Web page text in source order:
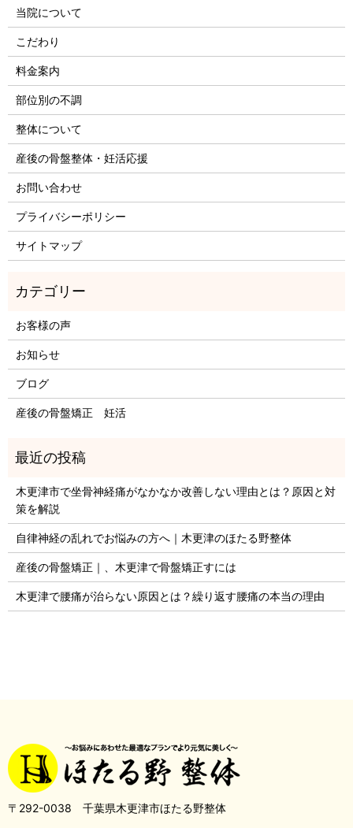
当院について
こだわり
料金案内
部位別の不調
整体について
産後の骨盤整体・妊活応援
お問い合わせ
プライバシーポリシー
サイトマップ
お客様の声
お知らせ
ブログ
産後の骨盤矯正 妊活
木更津市で坐骨神経痛がなかなか改善しない理由とは？原因と対
策を解説
自律神経の乱れでお悩みの方へ｜木更津のほたる野整体
産後の骨盤矯正｜、木更津で骨盤矯正すには
木更津で腰痛が治らない原因とは？繰り返す腰痛の本当の理由
〒292-0038 千葉県木更津市ほたる野整体